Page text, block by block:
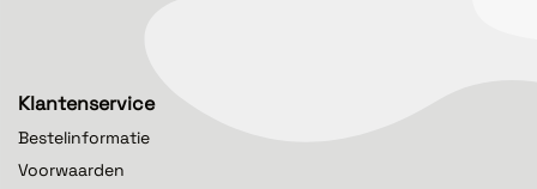
Klantenservice
Bestelinformatie
Voorwaarden